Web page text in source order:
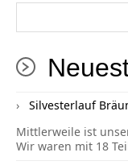
Silvesterlauf
Mittlerweile ist
Wir waren mit 18